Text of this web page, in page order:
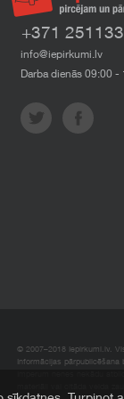
+371
info@iepirkumi.lv
Darba dienās 09:00 -
© 2007–2018 Iepirkumi.lv.
Informācijas pārpublicēšana